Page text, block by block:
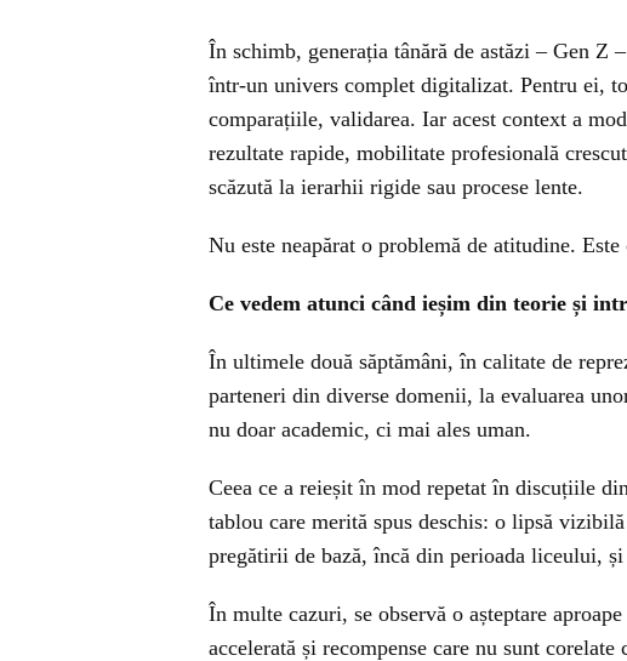
În schimb, generația tânără de astăzi – Gen Z
într-un univers complet digitalizat. Pentru ei,
comparațiile, validarea. Iar acest context a
rezultate rapide, mobilitate profesională
scăzută la ierarhii rigide sau procese lente.
Nu este neapărat o problemă de atitudine.
Ce vedem atunci când ieșim din teorie și
În ultimele două săptămâni, în calitate de
parteneri din diverse domenii, la evaluarea
nu doar academic, ci mai ales uman.
Ceea ce a reieșit în mod repetat în discuțiile
tablou care merită spus deschis: o lipsă
pregătirii de bază, încă din perioada liceului,
În multe cazuri, se observă o așteptare
accelerată și recompense care nu sunt